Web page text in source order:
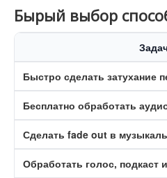
Бырый выбор
Быстро сделать затухание
Бесплатно обработать
Сделать fade out в
Обработать голос, подкаст